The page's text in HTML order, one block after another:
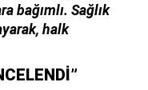
bağımlı. Sağlık
halk